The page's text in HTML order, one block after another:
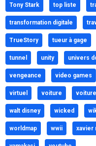
Tony Stark top liste
transformation digitale
TrueStory tueur à gage
tunnel unity univers
vengeance video games
virtuel voiture
walt disney wicked
worldmap wwii xavier